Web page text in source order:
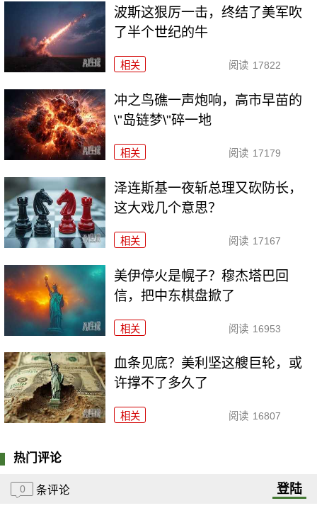
波斯这狠厉一击，终结了美军吹
了半个世纪的牛
相关 阅读 17822
冲之鸟礁一声炮响，高市早苗的
\"岛链梦\"碎一地
相关 阅读 17179
泽连斯基一夜斩总理又砍防长，
这大戏几个意思？
相关 阅读 17167
美伊停火是幌子？穆杰塔巴回
信，把中东棋盘掀了
相关 阅读 16953
血条见底？美利坚这艘巨轮，或
许撑不了多久了
相关 阅读 16807
热门评论
0 条评论 登陆